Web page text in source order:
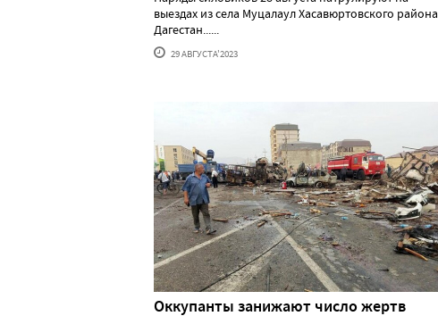
выездах из села Муцалаул Хасавюртовского района
Дагестан......
29 АВГУСТА'2023
Оккупанты занижают число жертв